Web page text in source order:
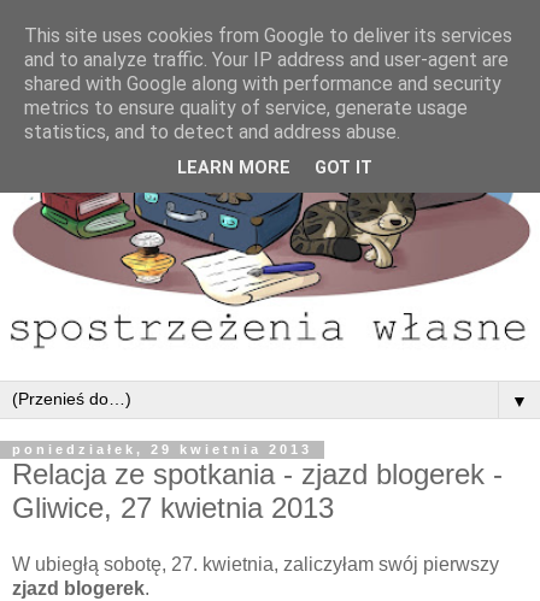
▼
poniedziałek, 29 kwietnia 2013
Relacja ze spotkania - zjazd blogerek -
Gliwice, 27 kwietnia 2013
W ubiegłą sobotę, 27. kwietnia, zaliczyłam swój pierwszy
zjazd blogerek.
This site uses cookies from Google to deliver its services
and to analyze traffic. Your IP address and user-agent are
shared with Google along with performance and security
metrics to ensure quality of service, generate usage
statistics, and to detect and address abuse.
LEARN MORE GOT IT